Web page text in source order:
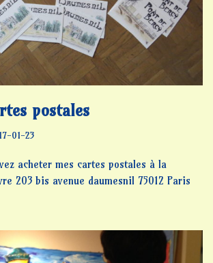
postales
01-23
acheter mes cartes postales à la
203 bis avenue daumesnil 75012 Paris